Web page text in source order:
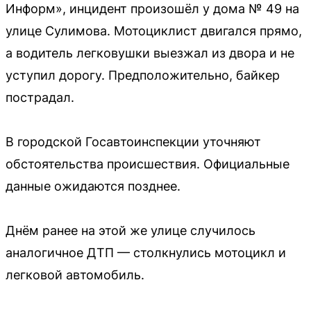
Информ», инцидент произошёл у дома № 49 на
улице Сулимова. Мотоциклист двигался прямо,
а водитель легковушки выезжал из двора и не
уступил дорогу. Предположительно, байкер
пострадал.
В городской Госавтоинспекции уточняют
обстоятельства происшествия. Официальные
данные ожидаются позднее.
Днём ранее на этой же улице случилось
аналогичное ДТП — столкнулись мотоцикл и
легковой автомобиль.